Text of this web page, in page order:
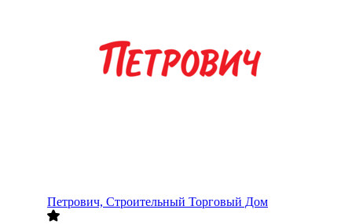
Петрович, Строительный Торговый Дом